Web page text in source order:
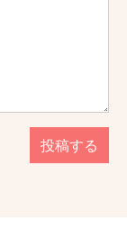
投稿する